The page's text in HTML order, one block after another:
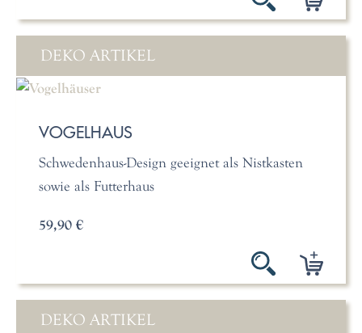
DEKO ARTIKEL
VOGELHAUS
Schwedenhaus-Design geeignet als Nistkasten
sowie als Futterhaus
59,90 €
DEKO ARTIKEL